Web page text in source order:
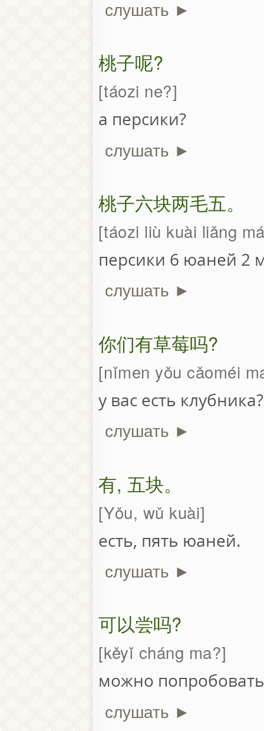
слушать ►
桃子呢?
táozi ne?
а персики?
слушать ►
桃子六块两毛五。
táozi liù kuài liǎng
персики 6 юаней 2
слушать ►
你们有草莓吗?
nǐmen yǒu cǎoméi
у вас есть клубника?
слушать ►
有, 五块。
Yǒu, wǔ kuài
есть, пять юаней.
слушать ►
可以尝吗?
kěyǐ cháng ma?
можно
слушать ►